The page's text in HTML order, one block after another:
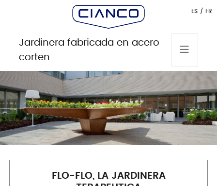
Jardinera fabricada en acero
corten
QUIÉNES
SOMOS
SECTORES
PROYECTOS
CATÁLOGOS
ES FR
FLO-FLO, LA JARDINERA